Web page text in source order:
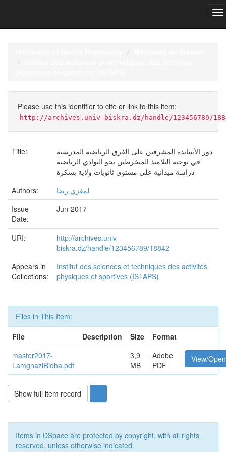
Please use this identifier to cite or link to this item:
http://archives.univ-biskra.dz/handle/123456789/
Title:
دور الأساتذة المشرفين على الفرق الرياضية المدرسية
في توجيه التلاميذ المنخرطين نحو النوادي الرياضية
دراسة ميدانية على مستوى ثانويات ولاية بسكرة
Authors:
لمغزي رضا
Issue
Date:
Jun-2017
URI:
http://archives.univ-
biskra.dz/handle/123456789/18842
Appears in
Collections:
Institut des sciences et techniques des activités
physiques et sportives (ISTAPS)
Files in This Item:
File
Description Size
Format
master2017-
LamghaziRidha.pdf
3,9
MB
Adobe
PDF
View/Open
Show full item record
Items in DSpace are protected by copyright, with all rights
reserved, unless otherwise indicated.